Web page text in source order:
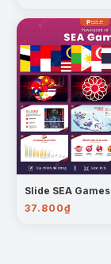
Slide SEA Games
37.800₫